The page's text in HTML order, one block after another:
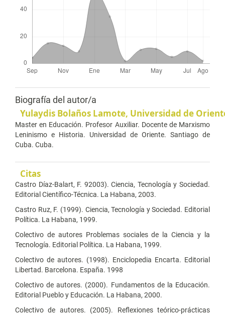
Biografía del autor/a
Yulaydis Bolaños Lamote, Universidad de
Master en Educación. Profesor Auxiliar. Docente de Marxismo
Leninismo e Historia. Universidad de Oriente. Santiago de
Cuba. Cuba.
Citas
Castro Díaz-Balart, F. 92003). Ciencia, Tecnología y Sociedad.
Editorial Científico-Técnica. La Habana, 2003.
Castro Ruz, F. (1999). Ciencia, Tecnología y Sociedad. Editorial
Política. La Habana, 1999.
Colectivo de autores Problemas sociales de la Ciencia y la
Tecnología. Editorial Política. La Habana, 1999.
Colectivo de autores. (1998). Enciclopedia Encarta. Editorial
Libertad. Barcelona. España. 1998
Colectivo de autores. (2000). Fundamentos de la Educación.
Editorial Pueblo y Educación. La Habana, 2000.
Colectivo de autores. (2005). Reflexiones teórico-prácticas